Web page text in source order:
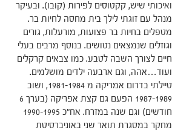
ואיכותי שיש, קקטוסים לפירות (קובו). ובעיקר
מנהל עם זוגתי לילך בית מחסה לחיות בר.
מטפלים בחיות בר פצועות, מורעלות, גורים
וגוזלים שנמצאים נטושים. בנוסף מרבים בעלי
חיים לצורך השבה לטבע. כמו צבאים קרקלים
ועוד…אהה, וגם ארבעה ילדים מושלמים.
טיילתי בדרום אמריקה מ 1981-1984, ושוב
1987-1989 הפעם גם קצת אפריקה (בערך 6
חודשים) וגם שנה במזרח. אח"כ 1990-1995
מחקר במסגרת תואר שני באוניברסיטת